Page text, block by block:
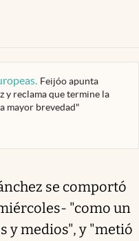
. Feijóo apunta
y reclama que termine la
mayor brevedad"
se comportó
"como un
y medios", y "metió